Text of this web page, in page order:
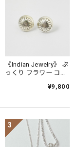
《Indian Jewelry》 ぷ
っくり フラワー コン
¥9,800
3